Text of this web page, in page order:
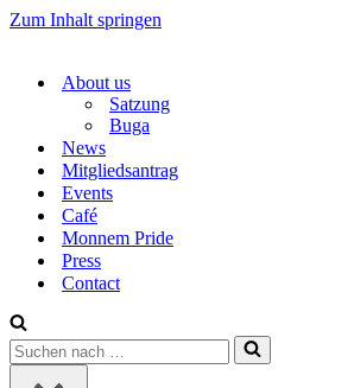
Zum Inhalt springen
About us
Satzung
Buga
News
Mitgliedsantrag
Events
Café
Monnem Pride
Press
Contact
Suchen
nach …